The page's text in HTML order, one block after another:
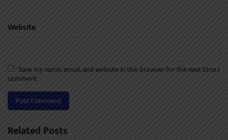
Website
Save my name, email, and website in this browser for the next time I
comment.
Related Posts